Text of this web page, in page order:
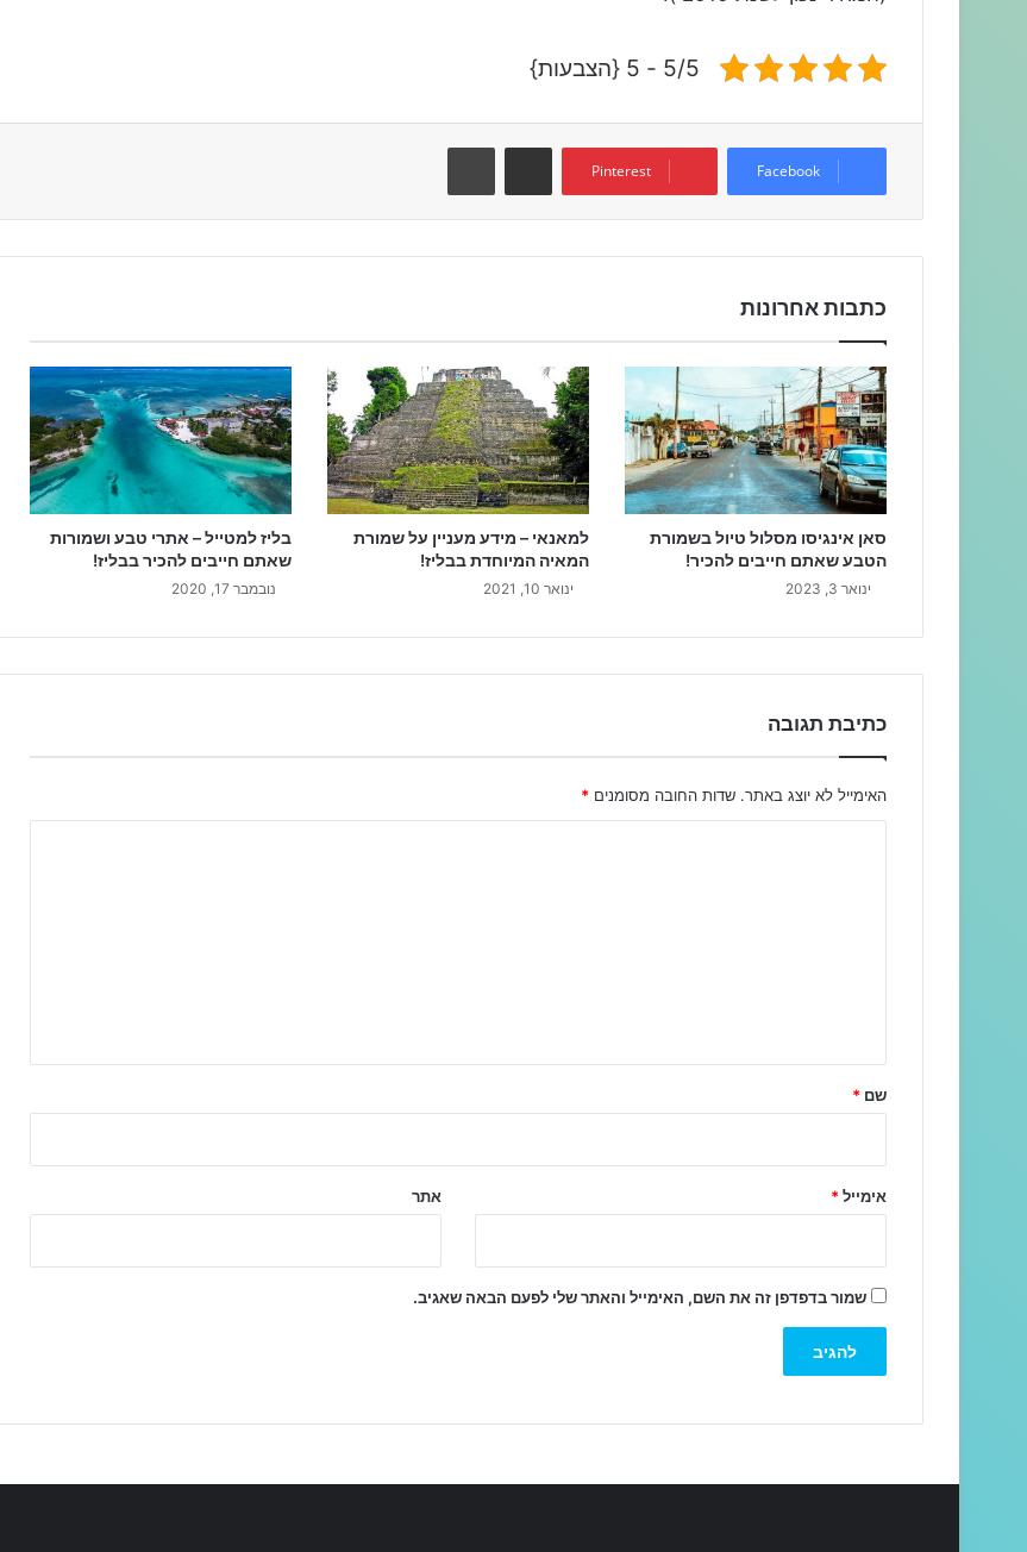
5/5 - 5 {הצבעות}
Facebook
Pinterest
כתבות אחרונות
סאן אינגיסו מסלול טיול בשמורת
הטבע שאתם חייבים להכיר!
ינואר 3, 2023
למאנאי – מידע מעניין על שמורת
המאיה המיוחדת בבליז!
ינואר 10, 2021
בליז למטייל – אתרי טבע ושמורות
שאתם חייבים להכיר בבליז!
נובמבר 17, 2020
כתיבת תגובה
האימייל לא יוצג באתר. שדות החובה מסומנים *
ל
שם *
אימייל* אתר
שמור בדפדפן זה את השם, האימייל והאתר שלי לפעם הבאה שאגיב.